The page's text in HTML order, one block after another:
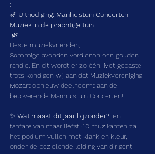
:
🎷 Uitnodiging: Manhuistuin Concerten –
Muziek in de prachtige tuin
🌿
Beste muziekvrienden,
Sommige avonden verdienen een gouden
randje. En dit wordt er zo één. Met gepaste
trots kondigen wij aan dat Muziekvereniging
Mozart opnieuw deelneemt aan de
betoverende Manhuistuin Concerten!
✨ Wat maakt dit jaar bijzonder?Een
fanfare van maar liefst 40 muzikanten zal
het podium vullen met klank en kleur,
onder de bezielende leiding van dirigent